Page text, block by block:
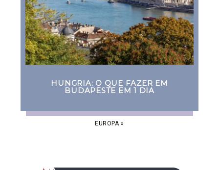
HUNGRIA: O QUE FAZER EM
BUDAPESTE EM 1 DIA
EUROPA»